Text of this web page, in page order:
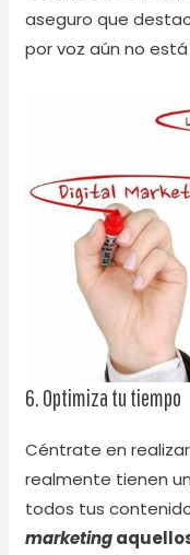
aseguro que
por voz aún no
6. Optimiza tu tiempo
Céntrate en
realmente tienen
todos tus
marketing